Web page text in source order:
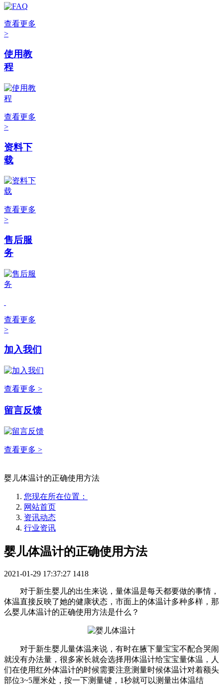
查看更多
>
使用教
程
查看更多
>
资料下
载
查看更多
>
售后服
务
查看更多
>
加入我们
查看更多 >
留言反馈
查看更多 >
婴儿体温计的正确使用方法
您现在所在位置：
网站首页
资讯动态
行业资讯
婴儿体温计的正确使用方法
2021-01-29 17:37:27 1418
对于新生婴儿的出生来说，量体温是每天都要做的事情，
体温直接反映了她的健康状态，市面上的体温计多种多样，那
么婴儿体温计的正确使用方法是什么？
对于新生婴儿量体温来说，有时在腋下量宝宝不配合哭闹
就没有办法量，很多家长就会选择用体温计给宝宝量体温，人
们在使用红外体温计的时候需要注意测量时候体温计对着额头
部位3~5厘米处，按一下测量键，1秒就可以测量出体温结